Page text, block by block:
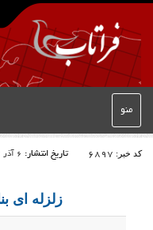
منو
کد خبر: 6897 تاریخ انتشار: 6 آذر 1396 - 12:36
زلزله ای